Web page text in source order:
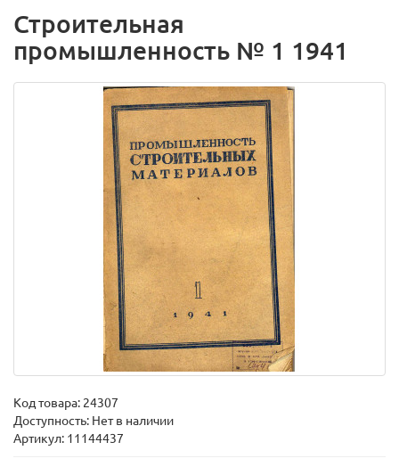
Строительная
промышленность № 1 1941
Код товара: 24307
Доступность: Нет в наличии
Артикул: 11144437